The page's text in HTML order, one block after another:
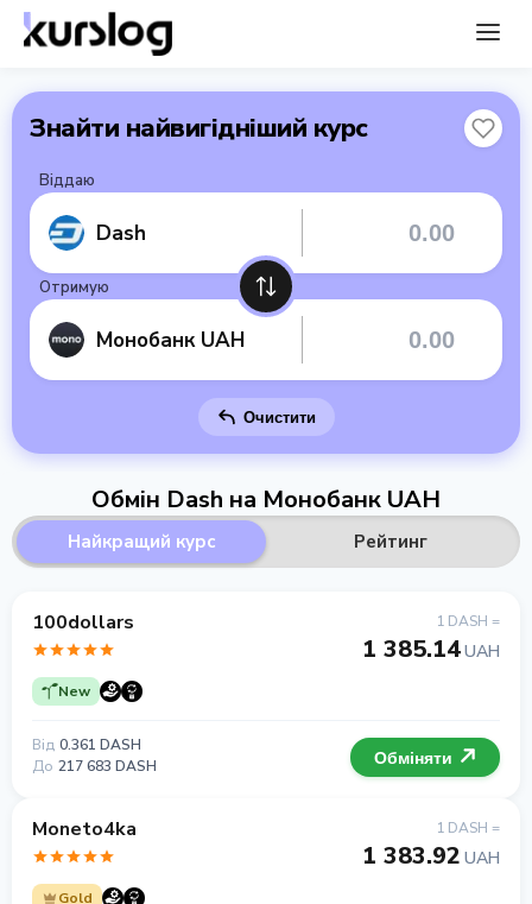
Знайти найвигідніший курс
Віддаю
Dash
Отримую
Монобанк UAH
Очистити
Обмін Dash на Монобанк UAH
Найкращий курс Рейтинг
100dollars
New
1 DASH =
1 385.14UAH
Від 0.361 DASH
До 217 683 DASH Обміняти
Moneto4ka
Gold
1 DASH =
1 383.92 UAH